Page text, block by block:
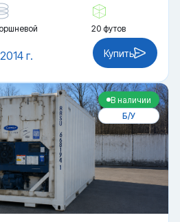
20 футов
2014 г. Купить
В наличии
Б/У